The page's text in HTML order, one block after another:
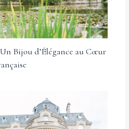
Bijou d’Élégance au Cœur